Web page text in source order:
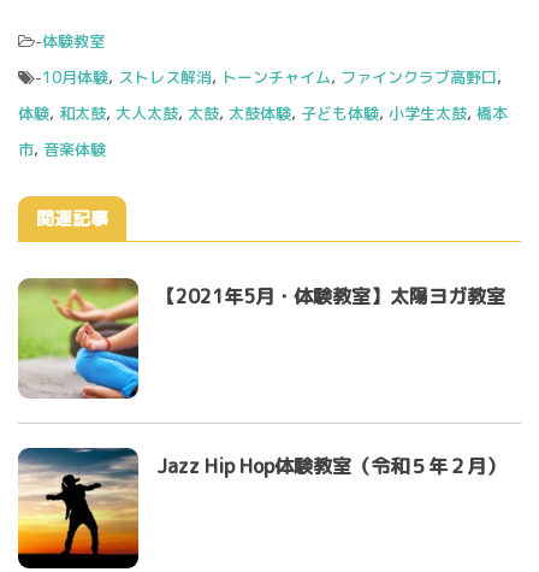
-体験教室
-10月体験, ストレス解消, トーンチャイム, ファインクラブ高野口,
体験, 和太鼓, 大人太鼓, 太鼓, 太鼓体験, 子ども体験, 小学生太鼓, 橋本
市, 音楽体験
関連記事
【2021年5月・体験教室】太陽ヨガ教室
Jazz Hip Hop体験教室（令和５年２月）